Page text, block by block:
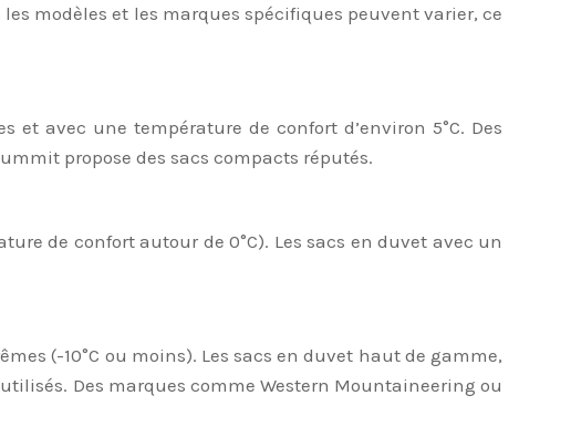
modèles et les marques spécifiques peuvent varier, ce
et avec une température de confort d’environ 5°C. Des
propose des sacs compacts réputés.
de confort autour de 0°C). Les sacs en duvet avec un
(-10°C ou moins). Les sacs en duvet haut de gamme,
Des marques comme Western Mountaineering ou